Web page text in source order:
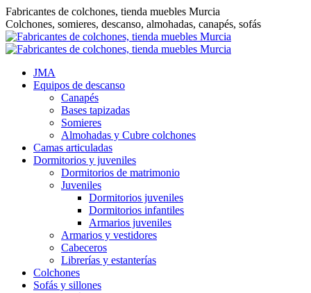
Saltar
al
contenido
Fabricantes de colchones, tienda muebles Murcia
Colchones, somieres, descanso, almohadas, canapés, sofás
JMA
Equipos de descanso
Canapés
Bases tapizadas
Somieres
Almohadas y Cubre colchones
Camas articuladas
Dormitorios y juveniles
Dormitorios de matrimonio
Juveniles
Dormitorios juveniles
Dormitorios infantiles
Armarios juveniles
Armarios y vestidores
Cabeceros
Librerías y estanterías
Colchones
Sofás y sillones